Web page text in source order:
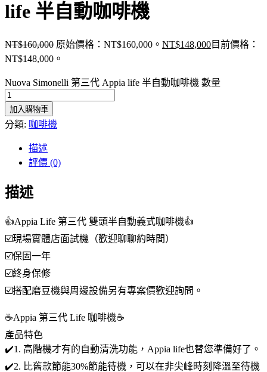
life 半自動咖啡機
NT$160,000 原始價格：NT$160,000。 NT$148,000目前價格：
NT$148,000。
Nuova Simonelli 第三代 Appia life 半自動咖啡機 數量
加入購物車
分類: 咖啡機
描述
評價 (0)
描述
👍Appia Life 第三代 雙頭半自動義式咖啡機👍
☑️現場實體店面試機（歡迎聊聊約時間）
☑️保固一年
☑️終身保修
☑️搭配磨豆機與周邊設備另有專案價歡迎詢問。
☕Appia 第三代 Life 咖啡機☕
產品特色
✔️1. 高階機才有的自動清洗功能，Appia life也替您準備好了。
✔️2. 比舊款節能30%節能待機，可以在非尖峰時刻降溫至待機